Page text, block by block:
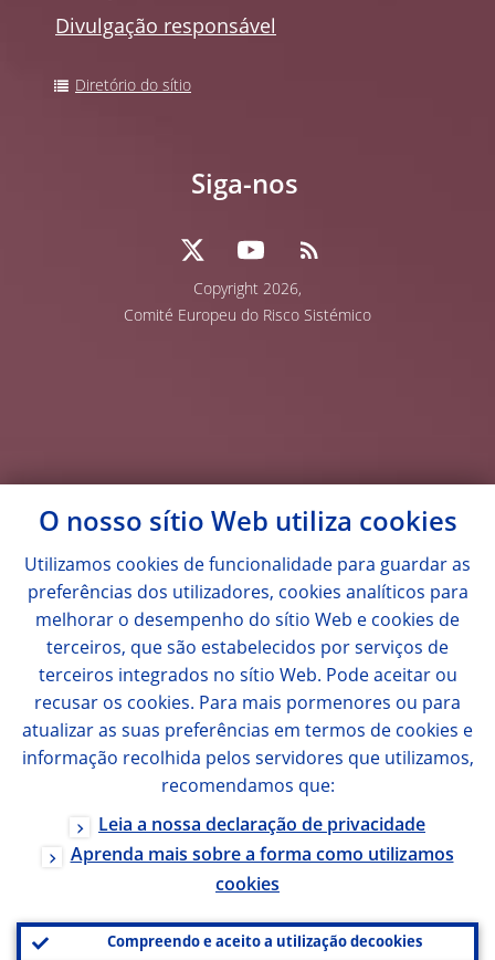
Divulgação responsável
Diretório do sítio
Copyright 2026,
Comité Europeu do Risco Sistémico
Siga-nos
O nosso sítio Web utiliza cookies
Utilizamos cookies de funcionalidade para guardar as
preferências dos utilizadores, cookies analíticos para
melhorar o desempenho do sítio Web e cookies de
terceiros, que são estabelecidos por serviços de
terceiros integrados no sítio Web. Pode aceitar ou
recusar os cookies. Para mais pormenores ou para
atualizar as suas preferências em termos de cookies e
informação recolhida pelos servidores que utilizamos,
recomendamos que:
Leia a nossa declaração de privacidade
Aprenda mais sobre a forma como utilizamos
cookies
Compreendo e aceito a utilização decookies